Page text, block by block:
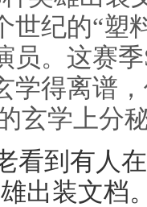
世纪的“塑
员。这赛
学得离谱
玄学上分
看到有人
出装文档